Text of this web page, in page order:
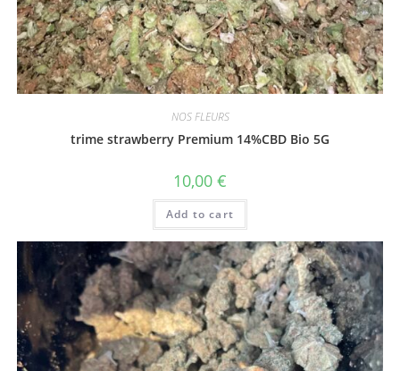
NOS FLEURS
trime strawberry Premium 14%CBD Bio 5G
10,00 €
Add to cart